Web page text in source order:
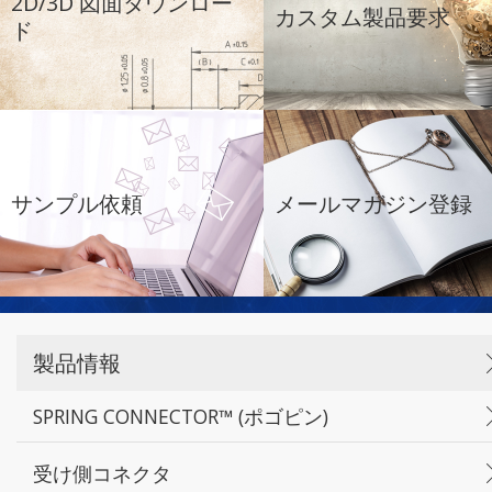
ド
カスタム製品要求
サンプル依頼 メールマガジン登録
製品情報
SPRING CONNECTOR™ (ポゴピン)
受け側コネクタ